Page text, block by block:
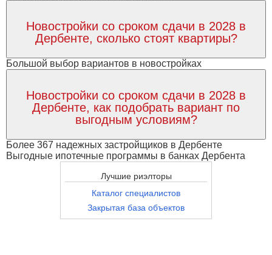
Новостройки со сроком сдачи в 2028 в
Дербенте, сколько стоят квартиры?
Большой выбор вариантов в новостройках
Новостройки со сроком сдачи в 2028 в
Дербенте, как подобрать вариант по
выгодным условиям?
Более 367 надежных застройщиков в Дербенте
Выгодные ипотечные программы в банках Дербента
Лучшие риэлторы
Каталог специалистов
Закрытая база объектов